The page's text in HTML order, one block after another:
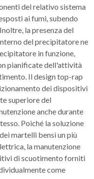
del relativo sistema
ai fumi, subendo
la presenza del
del precipitatore ne
in funzione,
pianificate dell'attività
Il design top-rap
dei dispositivi
superiore del
anche durante
Poiché la soluzione
martelli bensì un più
la manutenzione
di scuotimento forniti
come